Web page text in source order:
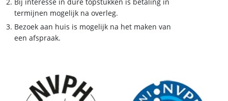
termijnen mogelijk na overleg.
Bezoek aan huis is mogelijk na het maken van
een afspraak.